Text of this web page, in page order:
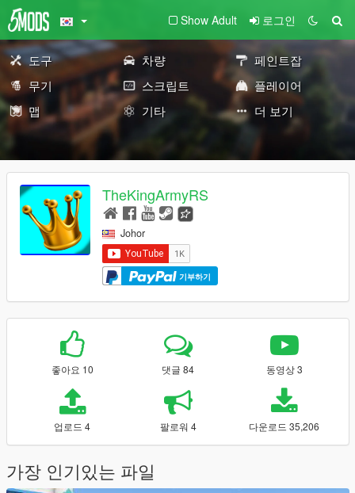
Show Adult 로그인
도구 차량
페인트잡
무기
스크립트
플레이어
맵
기타 더 보기
TheKingArmyRS
Johor
기부하기
좋아요 10 댓글 84 동영상 3
업로드 4 팔로워 4 다운로드 35,206
가장 인기있는 파일